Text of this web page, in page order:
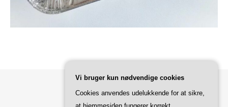
Vi bruger kun nødvendige cookies
Cookies anvendes udelukkende for at sikre,